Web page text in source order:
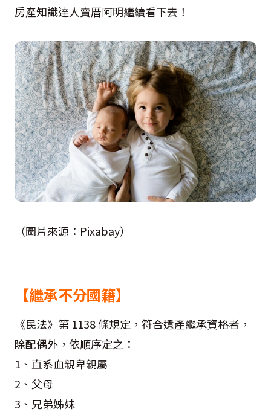
房產知識達人賣厝阿明繼續看下去！
（圖片來源：Pixabay）
【繼承不分國籍】
《民法》第 1138 條規定，符合遺產繼承資格者，
除配偶外，依順序定之：
1、直系血親卑親屬
2、父母
3、兄弟姊妹